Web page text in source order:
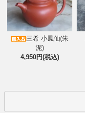
三希 小鳳仙(朱
泥)
4,950円(税込)